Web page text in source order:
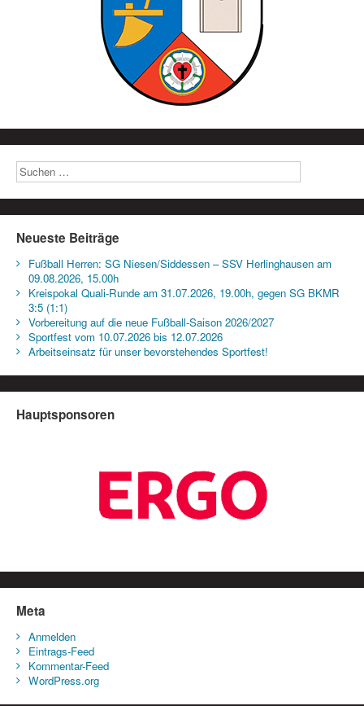
Neueste Beiträge
Fußball Herren: SG Niesen/Siddessen – SSV Herlinghausen am
09.08.2026, 15.00h
Kreispokal Quali-Runde am 31.07.2026, 19.00h, gegen SG BKMR
3:5 (1:1)
Vorbereitung auf die neue Fußball-Saison 2026/2027
Sportfest vom 10.07.2026 bis 12.07.2026
Arbeitseinsatz für unser bevorstehendes Sportfest!
Hauptsponsoren
Meta
Anmelden
Eintrags-Feed
Kommentar-Feed
WordPress.org